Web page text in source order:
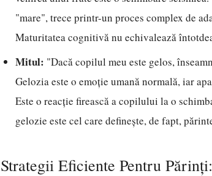
"mare", trece printr-un proces complex de
Maturitatea cognitivă nu echivalează
Mitul: "Dacă copilul meu este gelos,
Gelozia este o emoție umană normală, iar
Este o reacție firească a copilului la o
gelozie este cel care definește, de fapt,
Strategii Eficiente Pentru